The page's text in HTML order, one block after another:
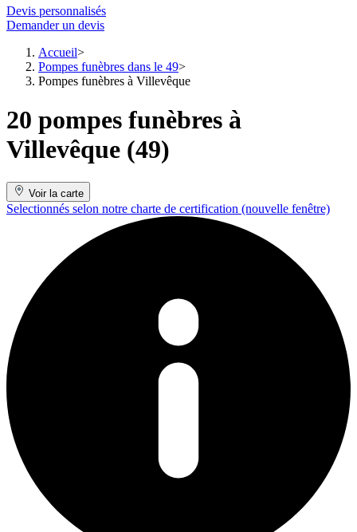
Devis personnalisés
Demander un devis
Accueil
Pompes funèbres dans le 49
Pompes funèbres à Villevêque
20 pompes funèbres à
Villevêque (49)
Voir la carte
Selectionnés selon notre charte de certification (nouvelle fenêtre)